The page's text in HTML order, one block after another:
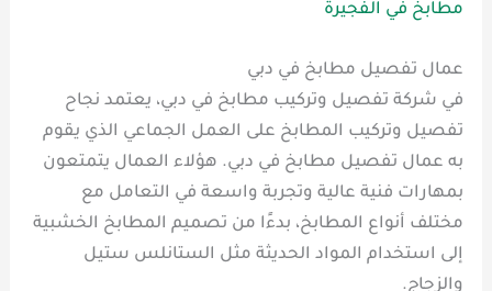
مطابخ في الفجيرة
عمال تفصيل مطابخ في دبي
في شركة تفصيل وتركيب مطابخ في دبي، يعتمد نجاح
تفصيل وتركيب المطابخ على العمل الجماعي الذي يقوم
به عمال تفصيل مطابخ في دبي. هؤلاء العمال يتمتعون
بمهارات فنية عالية وتجربة واسعة في التعامل مع
مختلف أنواع المطابخ، بدءًا من تصميم المطابخ الخشبية
إلى استخدام المواد الحديثة مثل الستانلس ستيل
والزجاج.